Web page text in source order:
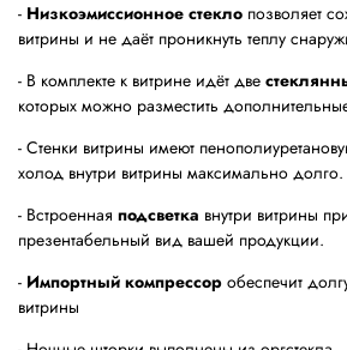
- Низкоэмиссионное стекло позволяет
витрины и не даёт проникнуть теплу
- В комплекте к витрине идёт две
которых можно разместить
- Стенки витрины имеют
холод внутри витрины максимально долго.
- Встроенная подсветка внутри витрины
презентабельный вид вашей продукции.
- Импортный компрессор обеспечит
витрины